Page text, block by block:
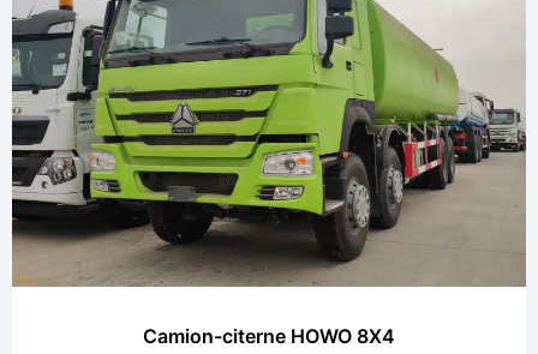
Camion-citerne HOWO 8X4